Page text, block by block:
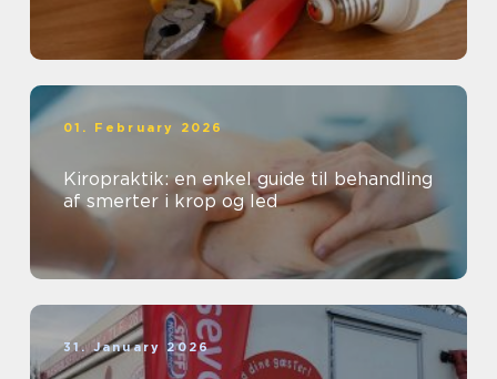
01. February 2026
Kiropraktik: en enkel guide til behandling
af smerter i krop og led
31. January 2026